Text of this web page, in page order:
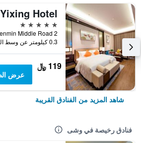
Yixing Hotel
5 نجوم
0.3 كيلومتر عن وسط المدينة
119 ﷼
عرض
شاهد المزيد من الفنادق القريبة
فنادق رخيصة في وشى